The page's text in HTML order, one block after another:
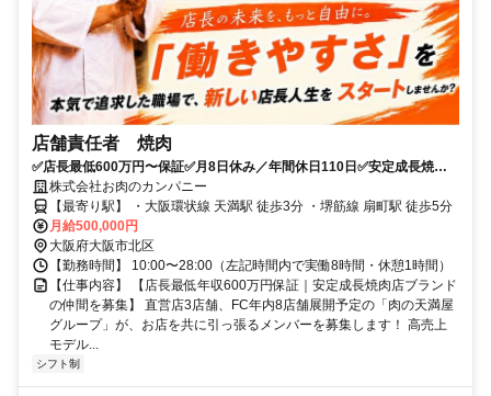
店舗責任者 焼肉
✅店長最低600万円〜保証✅月8日休み／年間休日110日✅安定成長焼肉
店ブランド
株式会社お肉のカンパニー
【最寄り駅】 ・大阪環状線 天満駅 徒歩3分 ・堺筋線 扇町駅 徒歩5分
月給500,000円
大阪府大阪市北区
【勤務時間】 10:00〜28:00（左記時間内で実働8時間・休憩1時間）
【仕事内容】 【店長最低年収600万円保証｜安定成長焼肉店ブランド
の仲間を募集】 直営店3店舗、FC年内8店舗展開予定の「肉の天満屋
グループ」が、お店を共に引っ張るメンバーを募集します！ 高売上
モデル...
シフト制